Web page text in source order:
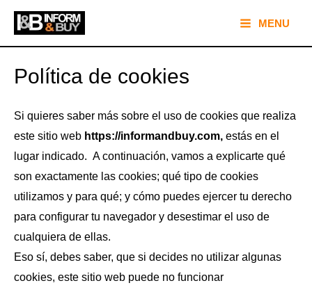
contenido
Main
Menu
MENU
Política de cookies
Si quieres saber más sobre el uso de cookies que realiza
este sitio web https://informandbuy.com, estás en el
lugar indicado. A continuación, vamos a explicarte qué
son exactamente las cookies; qué tipo de cookies
utilizamos y para qué; y cómo puedes ejercer tu derecho
para configurar tu navegador y desestimar el uso de
cualquiera de ellas.
Eso sí, debes saber, que si decides no utilizar algunas
cookies, este sitio web puede no funcionar